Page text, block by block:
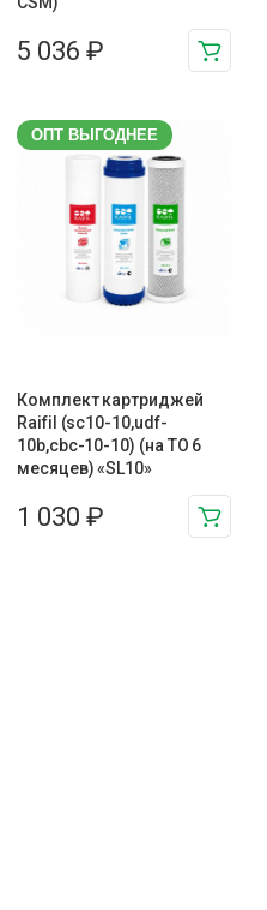
5 036 ₽
ОПТ ВЫГОДНЕЕ
Комплект картриджей
Raifil (sc10-10,udf-
10b,cbc-10-10) (на ТО 6
месяцев) «SL10»
1 030 ₽